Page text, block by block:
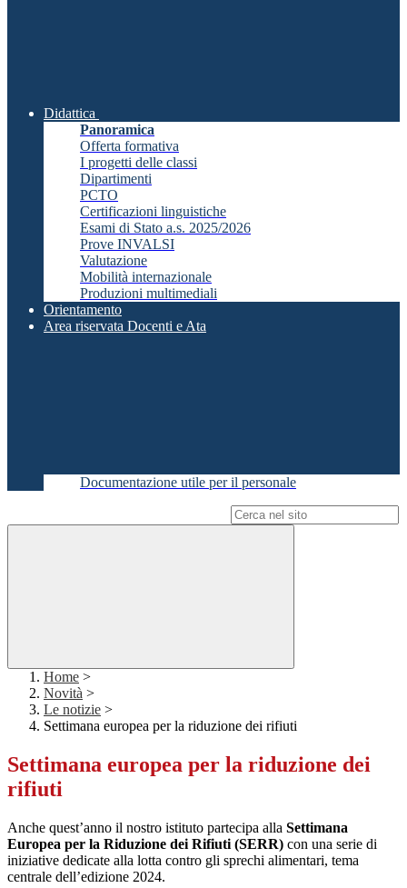
Didattica
Panoramica
Offerta formativa
I progetti delle classi
Dipartimenti
PCTO
Certificazioni linguistiche
Esami di Stato a.s. 2025/2026
Prove INVALSI
Valutazione
Mobilità internazionale
Produzioni multimediali
Orientamento
Area riservata Docenti e Ata
Documentazione utile per il personale
Home >
Novità >
Le notizie >
Settimana europea per la riduzione dei rifiuti
Settimana europea per la riduzione dei
rifiuti
Anche quest’anno il nostro istituto partecipa alla Settimana
Europea per la Riduzione dei Rifiuti (SERR) con una serie di
iniziative dedicate alla lotta contro gli sprechi alimentari, tema
centrale dell’edizione 2024.